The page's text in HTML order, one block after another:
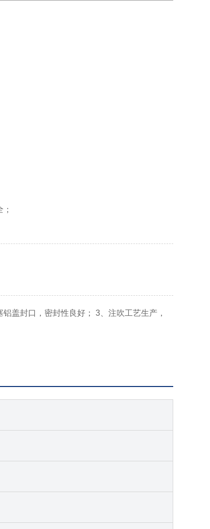
盖封口，密封性良好； 3、注吹工艺生产，